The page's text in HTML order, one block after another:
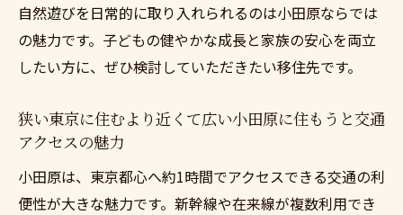
自然遊びを日常的に取り入れられるのは小田原ならでは
の魅力です。子どもの健やかな成長と家族の安心を両立
したい方に、ぜひ検討していただきたい移住先です。
狭い東京に住むより近くて広い小田原に住もうと交通
アクセスの魅力
小田原は、東京都心へ約1時間でアクセスできる交通の利
便性が大きな魅力です。新幹線や在来線が複数利用でき